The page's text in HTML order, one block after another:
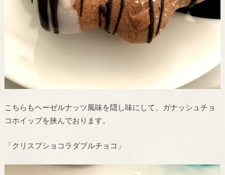
こちらもヘーゼルナッツ風味を隠し味にして、ガナッシュチョ
コホイップを挟んでおります。
「クリスプショコラダブルチョコ」